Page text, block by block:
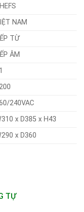
NAM
TỪ
ÂM
240VAC
x D385 x H43
x D360
TỰ